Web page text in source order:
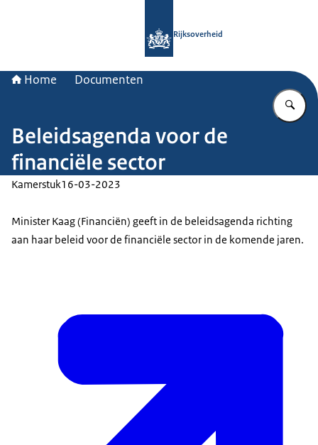
Rijksoverheid
Home Documenten
Beleidsagenda voor de
financiële sector
Kamerstuk16-03-2023
Minister Kaag (Financiën) geeft in de beleidsagenda richting
aan haar beleid voor de financiële sector in de komende jaren.